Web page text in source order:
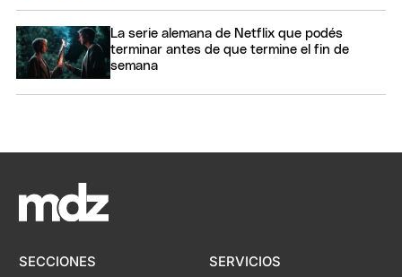
La serie alemana de Netflix que podés
terminar antes de que termine el fin de
semana
SECCIONES SERVICIOS